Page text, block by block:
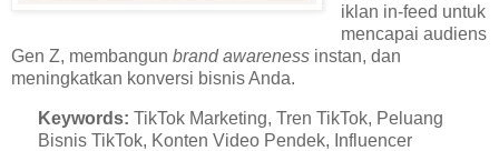
iklan in-feed untuk
mencapai audiens
Gen Z, membangun brand awareness instan, dan
meningkatkan konversi bisnis Anda.
Keywords: TikTok Marketing, Tren TikTok, Peluang
Bisnis TikTok, Konten Video Pendek, Influencer